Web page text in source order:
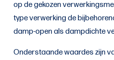
op de gekozen
type verwerking de
damp-open als dampdichte
Onderstaande waardes zijn